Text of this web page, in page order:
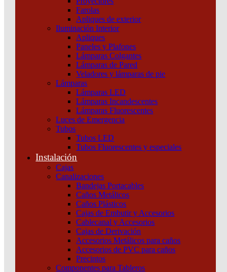
Farolas
Apliques de exterior
Iluminación Interior
Apliques
Paneles y Plafones
Lámparas Colgantes
Lámparas de Pared
Veladores y lámparas de pie
Lámparas
Lámparas LED
Lámparas Incandescentes
Lámparas Fluorescentes
Luces de Emergencia
Tubos
Tubos LED
Tubos Fluorescentes y especiales
Instalación
Cajas
Canalizaciones
Bandejas Portacables
Caños Metálicos
Caños Plásticos
Cajas de Embutir y Accesorios
Cablecanal y Accesorios
Cajas de Derivación
Accesorios Metálicos para caños
Accesorios de PVC para caños
Precintos
Componentes para Tableros
Productos relacionados